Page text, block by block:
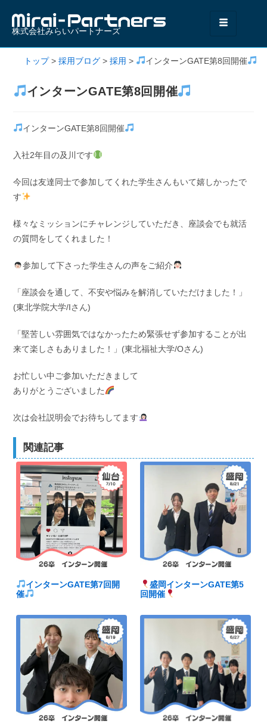
株式会社みらいパートナーズ
トップ> 採用ブログ > 採用 > インターンGATE第8回開催
インターンGATE第8回開催
インターンGATE第8回開催
入社2年目の及川です
今回は友達同士で参加してくれた学生さんもいて嬉しかったで
す
様々なミッションにチャレンジしていただき、座談会でも就活
の質問をしてくれました！
参加して下さった学生さんの声をご紹介
「座談会を通して、不安や悩みを解消していただけました！」
(東北学院大学/Iさん)
「堅苦しい雰囲気ではなかったため緊張せず参加することが出
来て楽しさもありました！」(東北福祉大学/Oさん)
お忙しい中ご参加いただきまして
ありがとうございました
次は会社説明会でお待ちしてます
関連記事
インターンGATE第7回開
催
盛岡インターンGATE第5
回開催